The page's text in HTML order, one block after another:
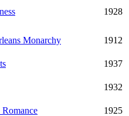
1928
Monarchy
1912
1937
1932
1925